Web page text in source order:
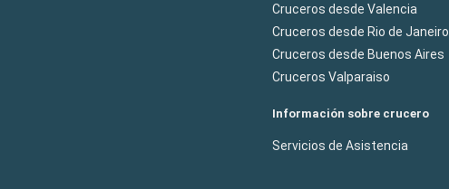
Cruceros desde Valencia
Cruceros desde Rio de Janeiro
Cruceros desde Buenos Aires
Cruceros Valparaiso
Información sobre crucero
Servicios de Asistencia